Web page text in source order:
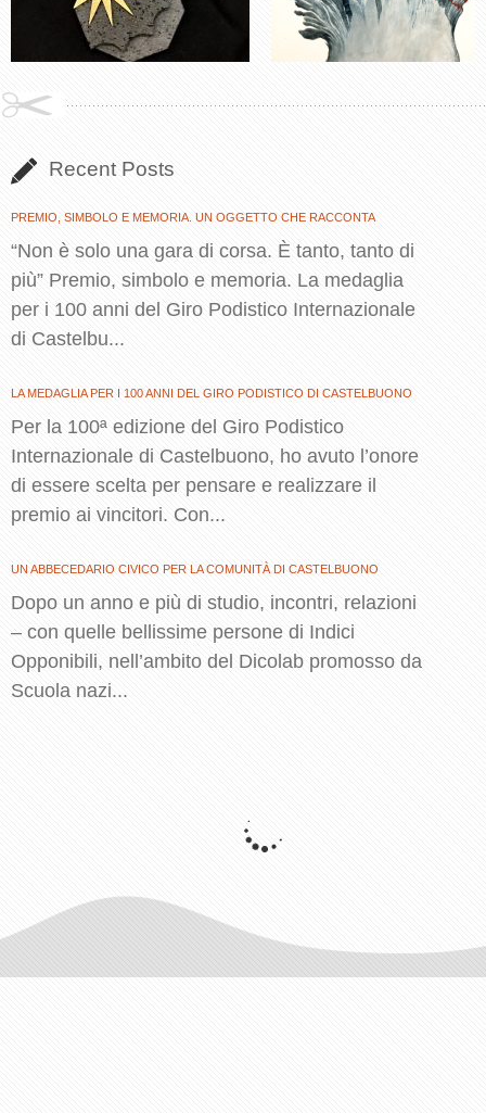
Recent Posts
PREMIO, SIMBOLO E MEMORIA. UN OGGETTO CHE RACCONTA
“Non è solo una gara di corsa. È tanto, tanto di
più” Premio, simbolo e memoria. La medaglia
per i 100 anni del Giro Podistico Internazionale
di Castelbu...
LA MEDAGLIA PER I 100 ANNI DEL GIRO PODISTICO DI CASTELBUONO
Per la 100ª edizione del Giro Podistico
Internazionale di Castelbuono, ho avuto l’onore
di essere scelta per pensare e realizzare il
premio ai vincitori. Con...
UN ABBECEDARIO CIVICO PER LA COMUNITÀ DI CASTELBUONO
Dopo un anno e più di studio, incontri, relazioni
– con quelle bellissime persone di Indici
Opponibili, nell’ambito del Dicolab promosso da
Scuola nazi...